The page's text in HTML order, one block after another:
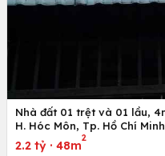
Nhà đất 01 trệt và 01 lầu, 4mx12m ở đường Nguyễn Thị Sáu,
H. Hóc Môn, Tp. Hồ Chí Minh
2.2 tỷ · 48m
2